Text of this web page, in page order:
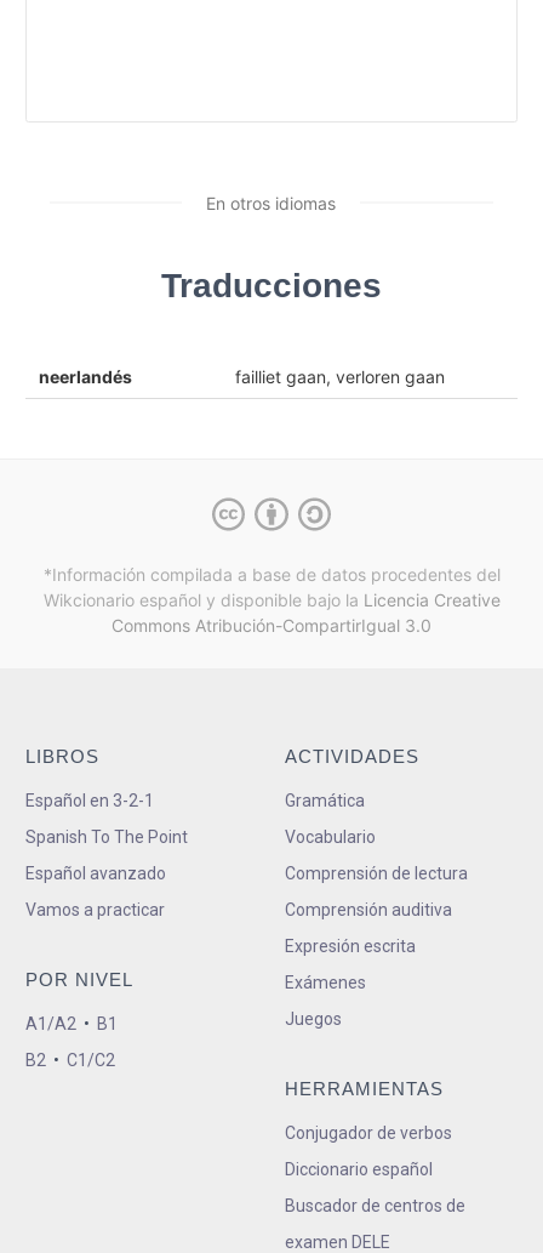
En otros idiomas
Traducciones
neerlandés failliet gaan, verloren gaan
*Información compilada a base de datos procedentes del
Wikcionario español y disponible bajo la Licencia Creative
Commons Atribución-CompartirIgual 3.0
LIBROS
Español en 3-2-1
Spanish To The Point
Español avanzado
Vamos a practicar
POR NIVEL
A1/A2 • B1
B2 • C1/C2
ACTIVIDADES
Gramática
Vocabulario
Comprensión de lectura
Comprensión auditiva
Expresión escrita
Exámenes
Juegos
HERRAMIENTAS
Conjugador de verbos
Diccionario español
Buscador de centros de
examen DELE